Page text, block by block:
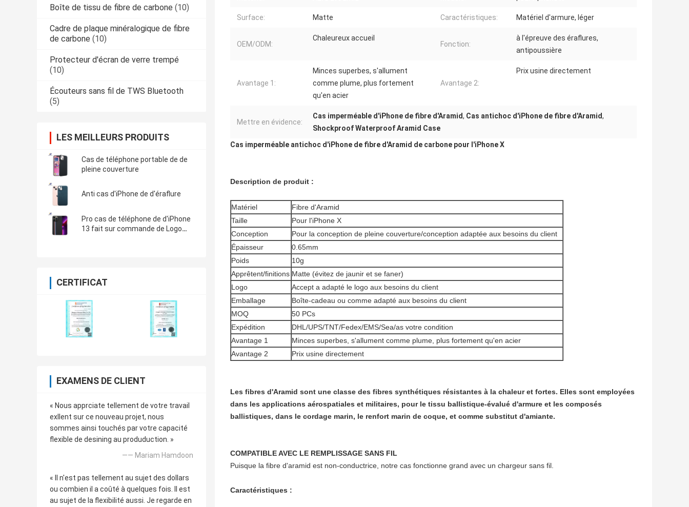
Boîte de tissu de fibre de carbone (10)
Cadre de plaque minéralogique de fibre
de carbone (10)
Protecteur d'écran de verre trempé
(10)
Écouteurs sans fil de TWS Bluetooth
(5)
LES MEILLEURS PRODUITS
Cas de téléphone portable de de
pleine couverture
Anti cas d'iPhone de d'éraflure
Pro cas de téléphone de d'iPhone
13 fait sur commande de Logo
CERTIFICAT
EXAMENS DE CLIENT
« Nous apprciate tellement de votre travail
exllent sur ce nouveau projet, nous
sommes ainsi touchés par votre capacité
flexible de desining au produduction. »
—— Mariam Hamdoon
« Il n'est pas tellement au sujet des dollars
ou combien il a coûté à quelques fois. Il est
au sujet de la flexibilité aussi. Je regarde en
Surface: Matte Caractéristiques: Matériel d'armure, léger
OEM/ODM:
Chaleureux accueil
Fonction:
à l'épreuve des éraflures,
antipoussière
Avantage 1:
Minces superbes, s'allument
comme plume, plus fortement
qu'en acier
Avantage 2:
Prix usine directement
Mettre en évidence:
Cas imperméable d'iPhone de fibre d'Aramid, Cas antichoc d'iPhone de fibre d'Aramid,
Shockproof Waterproof Aramid Case
Cas imperméable antichoc d'iPhone de fibre d'Aramid de carbone pour l'iPhone X
Description de produit :
Matériel
Fibre d'Aramid
Taille
Pour l'iPhone X
Conception
Pour la conception de pleine couverture/conception adaptée aux besoins du client
Épaisseur
0.65mm
Poids
10g
Apprêtent/finitions Matte (évitez de jaunir et se faner)
Logo
Accept a adapté le logo aux besoins du client
Emballage
Boîte-cadeau ou comme adapté aux besoins du client
MOQ
50 PCs
Expédition
DHL/UPS/TNT/Fedex/EMS/Sea/as votre condition
Avantage 1
Minces superbes, s'allument comme plume, plus fortement qu'en acier
Avantage 2
Prix usine directement
Les fibres d'Aramid sont une classe des fibres synthétiques résistantes à la chaleur et fortes. Elles sont employées
dans les applications aérospatiales et militaires, pour le tissu ballistique-évalué d'armure et les composés
ballistiques, dans le cordage marin, le renfort marin de coque, et comme substitut d'amiante.
COMPATIBLE AVEC LE REMPLISSAGE SANS FIL
Puisque la fibre d'aramid est non-conductrice, notre cas fonctionne grand avec un chargeur sans fil.
Caractéristiques :